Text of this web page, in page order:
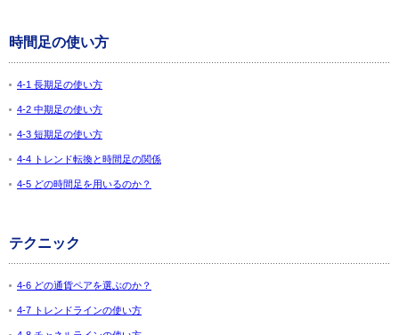
時間足の使い方
4-1 長期足の使い方
4-2 中期足の使い方
4-3 短期足の使い方
4-4 トレンド転換と時間足の関係
4-5 どの時間足を用いるのか？
テクニック
4-6 どの通貨ペアを選ぶのか？
4-7 トレンドラインの使い方